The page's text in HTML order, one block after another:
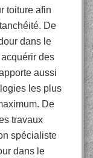
toiture afin
De
dans le
des
aussi
les plus
De
travaux
spécialiste
dans le